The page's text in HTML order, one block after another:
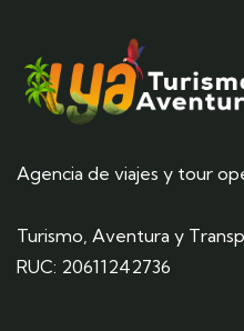
Agencia de viajes y tour
Turismo, Aventura y
RUC: 20611242736